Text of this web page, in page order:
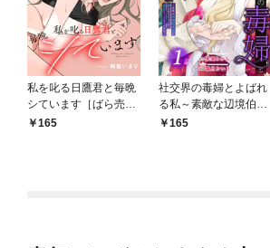
私を叱る日鷹君と毎晩
シています［ばら売
り］ 第1話
165
社交界の毒婦とよばれ
る私～素敵な辺境伯令
息に腕を折られたの
165